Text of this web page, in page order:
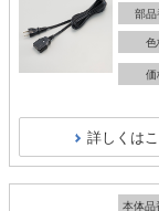
部
色
詳しくは
本体品